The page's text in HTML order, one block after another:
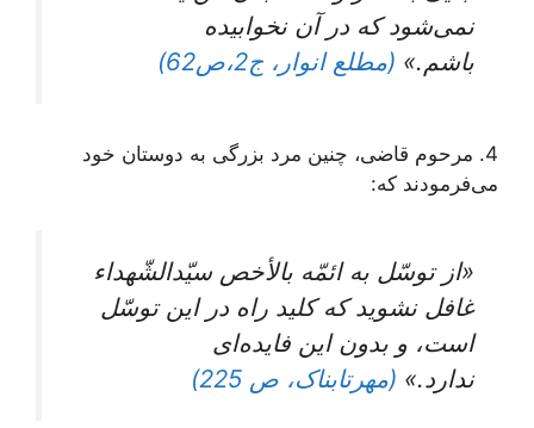
نمی‌شود که در آن نخوابیده
باشم.» (مطلع انوار، ج2،ص62)
4. مرحوم قاضی، چنین مرد بزرگی به دوستان خود
می‌فرمودند که:
«از توسّل به ائمّه بالأخص سیّدالشّهداء
غافل نشوید که کلید راه در این توسّل
است، و بدون این فایده‌ای
ندارد.» (مهرتابناک، ص 225)